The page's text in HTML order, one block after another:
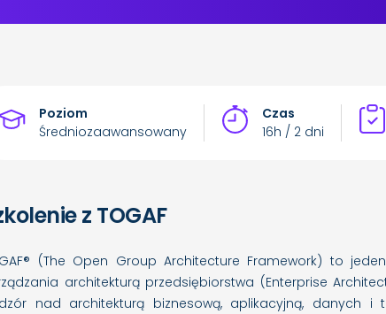
Poziom
Średniozaawansowany
Czas
16h / 2 dni
z TOGAF
(The Open Group Architecture Framework) to
architekturą przedsiębiorstwa (Enterprise
nad architekturą biznesową, aplikacyjną, danych